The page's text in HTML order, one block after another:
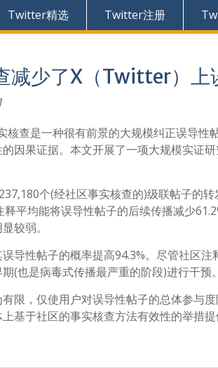
Twitter精选 Twitter注册
减少了X（Twitter）上
核查是一种很有前景的大规模纠正误导性
因果证据。本文开展了一项大规模实证
个(经社区事实核查的)级联帖子的
平均能将误导性帖子的后续传播减少
较弱。
导性帖子的概率提高94.3%。尽管社区
(也是病毒式传播最严重的阶段)进行干预。
限，仅使用户对误导性帖子的总体参与
基于社区的事实核查方法有效性的举措提